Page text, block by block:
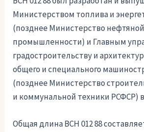
Министерством топлива и
(позднее Министерство нефтяной
промышленности) и Главным
градостроительству и
общего и специального
(позднее Министерство
и коммунальной техники РСФСР) в
Общая длина ВСН 012 88